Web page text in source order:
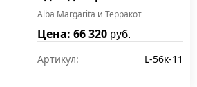
Alba Margarita и Терракот
Цена: 66 320 руб.
Артикул: L-56к-11